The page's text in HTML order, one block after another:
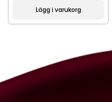
Lägg i varukorg